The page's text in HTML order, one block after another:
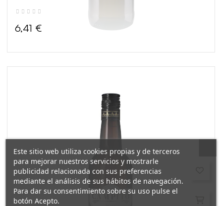
6,41 €
Este sitio web utiliza cookies propias y de terceros
para mejorar nuestros servicios y mostrarle
publicidad relacionada con sus preferencias
mediante el análisis de sus hábitos de navegación.
Para dar su consentimiento sobre su uso pulse el
botón Acepto.